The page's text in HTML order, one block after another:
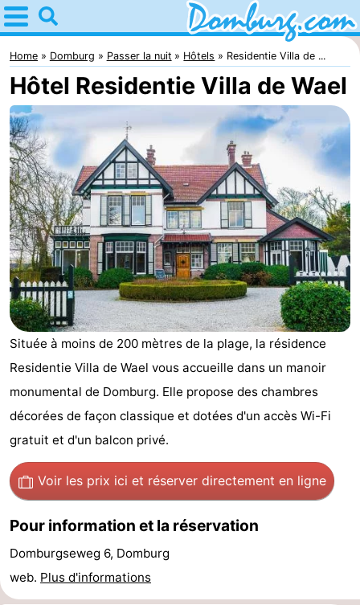
Home
Domburg
Astuces
Avec
les
enfants
Webcam
Webcam
Webcam
Plage
Passer
la
nuit
Appartements
-
Loverendale
Résidence
Wijngaerde
Campings
Chambre
d'hôtes
Chaumières
-
Buitenhof
Domburg
-
Hof
-
Home Domburg Passer la nuit Hôtels Residentie Villa de ...
Hôtel Residentie Villa de Wael
Située à moins de 200 mètres de la plage, la résidence
Residentie Villa de Wael vous accueille dans un manoir
monumental de Domburg. Elle propose des chambres
décorées de façon classique et dotées d'un accès Wi-Fi
gratuit et d'un balcon privé.
Voir les prix ici et réserver directement en ligne
Pour information et la réservation
Domburgseweg 6, Domburg
web. Plus d'informations